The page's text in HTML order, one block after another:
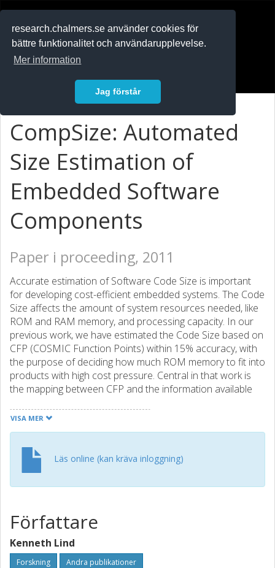
research.chalmers.se använder cookies för
bättre funktionalitet och användarupplevelse.
Mer information
Jag förstår
CompSize: Automated
Size Estimation of
Embedded Software
Components
Paper i proceeding, 2011
Accurate estimation of Software Code Size is important
for developing cost-efficient embedded systems. The Code
Size affects the amount of system resources needed, like
ROM and RAM memory, and processing capacity. In our
previous work, we have estimated the Code Size based on
CFP (COSMIC Function Points) within 15% accuracy, with
the purpose of deciding how much ROM memory to fit into
products with high cost pressure. Central in that work is
the mapping between CFP and the information available
defined a UML Profile capturing the information needed
for CFP measurement and estimation of Code Size. The
the necessary information. In this paper, we show how we
developed a tool for automated estimation of Code Size
based on our UML Profile. The tool is designed to permit
the tool in a realistic case.
VISA MER
Läs online (kan kräva inloggning)
Författare
Kenneth Lind
Forskning Andra publikationer